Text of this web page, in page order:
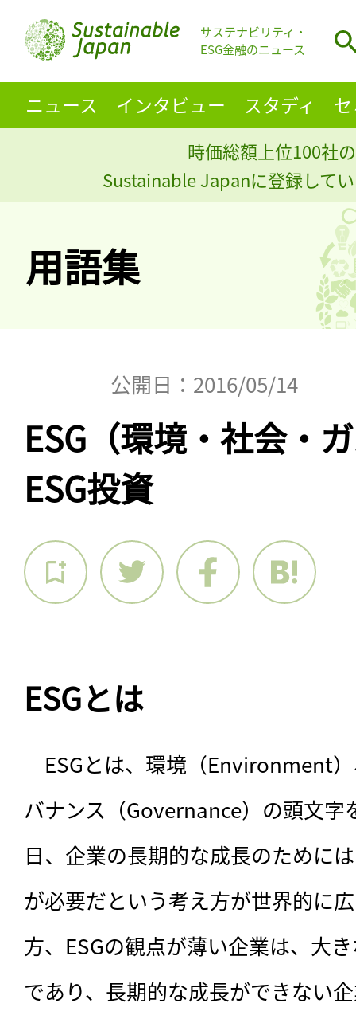
サステナビリティ・
ESG金融のニュース
ニュース インタビュー スタディ
時価総額上位100社
Sustainable Japanに登録して
用語集
公開日：2016/05/14
ESG（環境・社会・
ESG投資
ESGとは
ESGとは、環境（Environment
バナンス（Governance）の頭文字
日、企業の長期的な成長のために
が必要だという考え方が世界的に
方、ESGの観点が薄い企業は、大
であり、長期的な成長ができない